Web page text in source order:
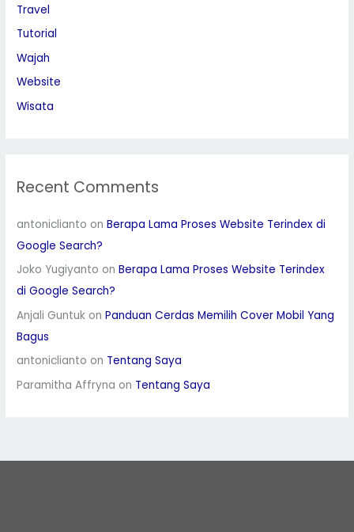
Travel
Tutorial
Wajah
Website
Wisata
Recent Comments
antoniclianto onBerapa Lama Proses Website Terindex di
Google Search?
Joko Yugiyanto onBerapa Lama Proses Website Terindex
di Google Search?
Anjali Guntuk onPanduan Cerdas Memilih Cover Mobil Yang
Bagus
antoniclianto on Tentang Saya
Paramitha Affryna on Tentang Saya